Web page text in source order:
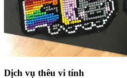
Dịch vụ thêu vi tính